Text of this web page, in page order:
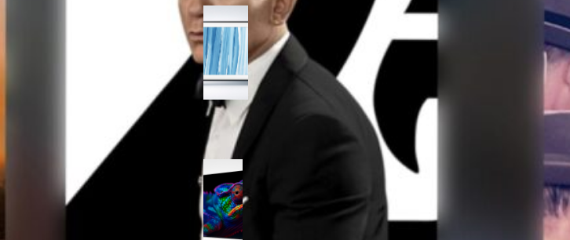
Samsung The Frame Pro 65″
QE65LS03HWUXZT, la
TV‑quadro Neo QLED 4K in
offerta su Amazon
Samsung Smart TV 75″ Micro
RGB 4K MRE75R85HATXZT, il
maxischermo da salotto ora a
prezzo goloso su Amazon